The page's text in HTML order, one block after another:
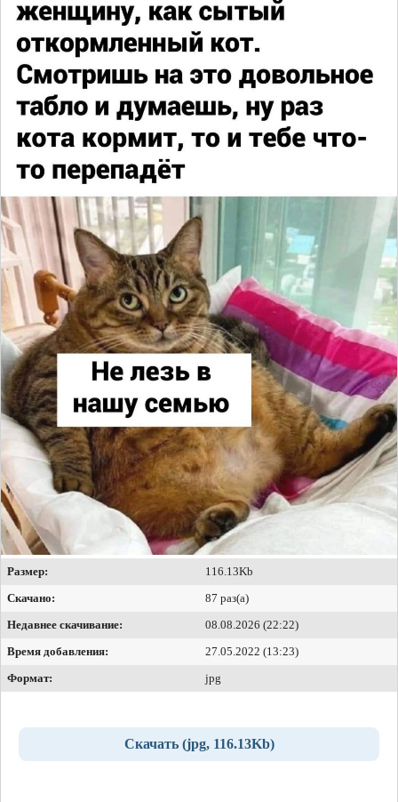
Размер:
116.13Kb
Скачано:
87 раз(а)
Недавнее скачивание:
08.08.2026 (22:22)
Время добавления:
27.05.2022 (13:23)
Формат:
jpg
Скачать (jpg, 116.13Kb)